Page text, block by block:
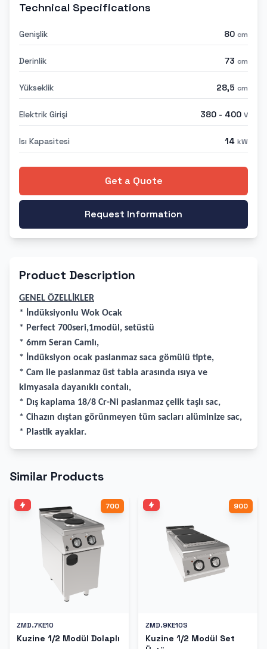
Technical Specifications
Genişlik 80 cm
Derinlik 73 cm
Yükseklik 28,5 cm
Elektrik Girişi 380 - 400 V
Isı Kapasitesi 14 kW
Get a Quote
Request Information
Product Description
GENEL ÖZELLİKLER
* İndüksiyonlu Wok Ocak
* Perfect 700seri,1modül, setüstü
* 6mm Seran Camlı,
* İndüksiyon ocak paslanmaz saca gömülü tipte,
* Cam ile paslanmaz üst tabla arasında ısıya ve
kimyasala dayanıklı contalı,
* Dış kaplama 18/8 Cr-Ni paslanmaz çelik taşlı sac,
* Cihazın dıştan görünmeyen tüm sacları alüminize sac,
* Plastik ayaklar.
Similar Products
700
ZMD.7KE10
Kuzine 1/2 Modül Dolaplı
900
ZMD.9KE10S
Kuzine 1/2 Modül Set